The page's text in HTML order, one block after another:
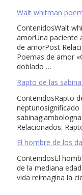
Walt whitman
ContenidosWalt
amorUna paciente
de amorPost
Poemas de amor
doblado …
Rapto de las
ContenidosRapto
Relacionados:
El hombre de los
ContenidosEl
de la mediana
vida reimagina la